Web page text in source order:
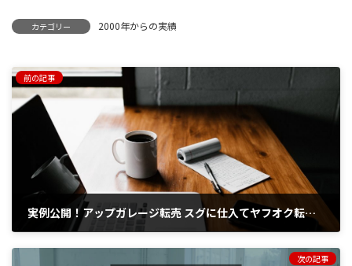
カテゴリー 2000年からの実績
前の記事
実例公開！アップガレージ転売 スグに仕入てヤフオク転売で１万円以上を稼げる
次の記事